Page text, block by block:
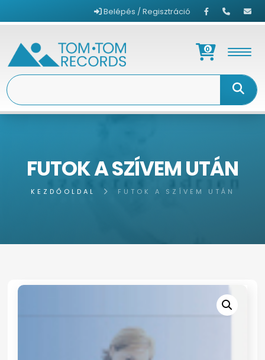
Belépés / Regisztráció
0
FUTOK A SZÍVEM UTÁN
KEZDŐOLDAL FUTOK A SZÍVEM UTÁN